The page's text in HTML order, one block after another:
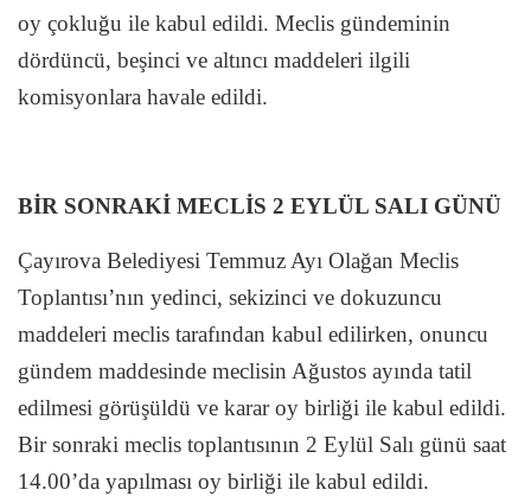
oy çokluğu ile kabul edildi. Meclis gündeminin
dördüncü, beşinci ve altıncı maddeleri ilgili
komisyonlara havale edildi.
BİR SONRAKİ MECLİS 2 EYLÜL SALI GÜNÜ
Çayırova Belediyesi Temmuz Ayı Olağan Meclis
Toplantısı’nın yedinci, sekizinci ve dokuzuncu
maddeleri meclis tarafından kabul edilirken, onuncu
gündem maddesinde meclisin Ağustos ayında tatil
edilmesi görüşüldü ve karar oy birliği ile kabul edildi.
Bir sonraki meclis toplantısının 2 Eylül Salı günü saat
14.00’da yapılması oy birliği ile kabul edildi.